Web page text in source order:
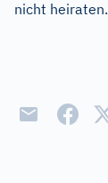
nicht heiraten.